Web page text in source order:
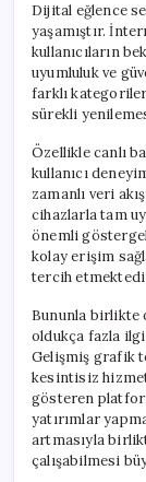
Dijital eğlence
yaşamıştır.
kullanıcıların
uyumluluk ve
farklı
sürekli
Özellikle canlı
kullanıcı
zamanlı veri
cihazlarla tam
önemli
kolay erişim
tercih
Bununla birlikte
oldukça fazla
Gelişmiş grafik
kesintisiz
gösteren
yatırımlar
artmasıyla
çalışabilmesi